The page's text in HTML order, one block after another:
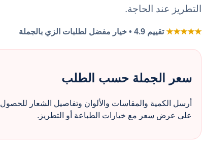
التطريز عند الحاجة.
★★★★★تقييم 4.9 • خيار مفضل لطلبات الزي بالجملة
سعر الجملة حسب الطلب
أرسل الكمية والمقاسات والألوان وتفاصيل الشعار للحصول
على عرض سعر مع خيارات الطباعة أو التطريز.